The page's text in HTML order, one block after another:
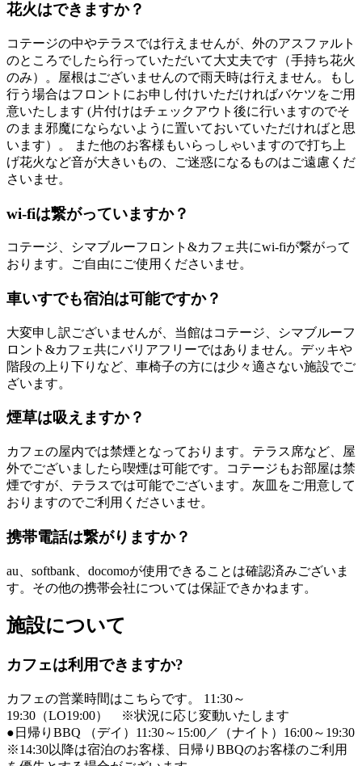
花火はできますか？
コテージの中やテラスでは行えませんが、外のアスファルト
のところでしたら行っていただいて大丈夫です（手持ち花火
のみ）。屋根はございませんので雨天時は行えません。もし
行う場合はフロントにお申し付けいただければバケツをご用
意いたします (片付けはチェックアウト後に行いますのでそ
のまま邪魔にならないように置いておいていただければと思
います）。 また他のお客様もいらっしゃいますので打ち上
げ花火など音が大きいもの、ご迷惑になるものはご遠慮くだ
さいませ。
wi-fiは繋がっていますか？
コテージ、シマブルーフロント&カフェ共にwi-fiが繋がって
おります。ご自由にご使用くださいませ。
車いすでも宿泊は可能ですか？
大変申し訳ございませんが、当館はコテージ、シマブルーフ
ロント&カフェ共にバリアフリーではありません。デッキや
階段の上り下りなど、車椅子の方には少々適さない施設でご
ざいます。
煙草は吸えますか？
カフェの屋内では禁煙となっております。テラス席など、屋
外でございましたら喫煙は可能です。コテージもお部屋は禁
煙ですが、テラスでは可能でございます。灰皿をご用意して
おりますのでご利用くださいませ。
携帯電話は繋がりますか？
au、softbank、docomoが使用できることは確認済みございま
す。その他の携帯会社については保証できかねます。
施設について
カフェは利用できますか?
カフェの営業時間はこちらです。 11:30～
19:30（LO19:00） ※状況に応じ変動いたします
●日帰りBBQ （デイ）11:30～15:00／（ナイト）16:00～19:30
※14:30以降は宿泊のお客様、日帰りBBQのお客様のご利用